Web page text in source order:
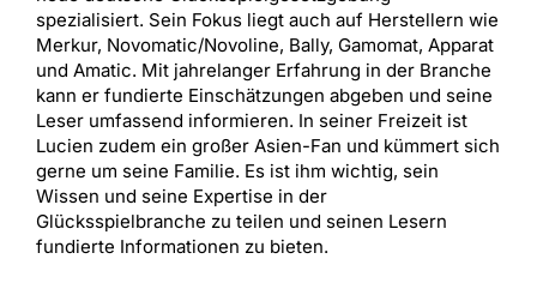
spezialisiert. Sein Fokus liegt auch auf Herstellern wie
Merkur, Novomatic/Novoline, Bally, Gamomat, Apparat
und Amatic. Mit jahrelanger Erfahrung in der Branche
kann er fundierte Einschätzungen abgeben und seine
Leser umfassend informieren. In seiner Freizeit ist
Lucien zudem ein großer Asien-Fan und kümmert sich
gerne um seine Familie. Es ist ihm wichtig, sein
Wissen und seine Expertise in der
Glücksspielbranche zu teilen und seinen Lesern
fundierte Informationen zu bieten.